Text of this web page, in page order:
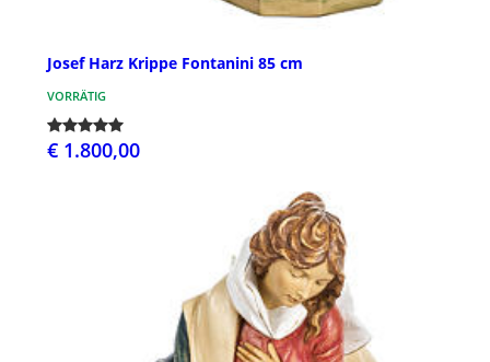
Josef Harz Krippe Fontanini 85 cm
VORRÄTIG
€ 1.800,00